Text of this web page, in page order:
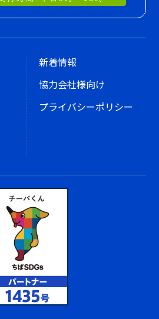
新着情報
協力会社様向け
プライバシーポリシー